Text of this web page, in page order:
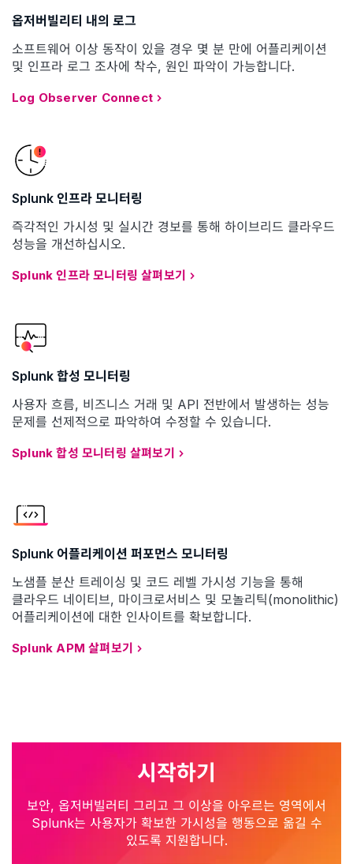
옵저버빌리티 내의 로그
소프트웨어 이상 동작이 있을 경우 몇 분 만에 어플리케이션
및 인프라 로그 조사에 착수, 원인 파악이 가능합니다.
Log Observer Connect
Splunk 인프라 모니터링
즉각적인 가시성 및 실시간 경보를 통해 하이브리드 클라우드
성능을 개선하십시오.
Splunk 인프라 모니터링 살펴보기
Splunk 합성 모니터링
사용자 흐름, 비즈니스 거래 및 API 전반에서 발생하는 성능
문제를 선제적으로 파악하여 수정할 수 있습니다.
Splunk 합성 모니터링 살펴보기
Splunk 어플리케이션 퍼포먼스 모니터링
노샘플 분산 트레이싱 및 코드 레벨 가시성 기능을 통해
클라우드 네이티브, 마이크로서비스 및 모놀리틱(monolithic)
어플리케이션에 대한 인사이트를 확보합니다.
Splunk APM 살펴보기
시작하기
보안, 옵저버빌러티 그리고 그 이상을 아우르는 영역에서
Splunk는 사용자가 확보한 가시성을 행동으로 옮길 수
있도록 지원합니다.